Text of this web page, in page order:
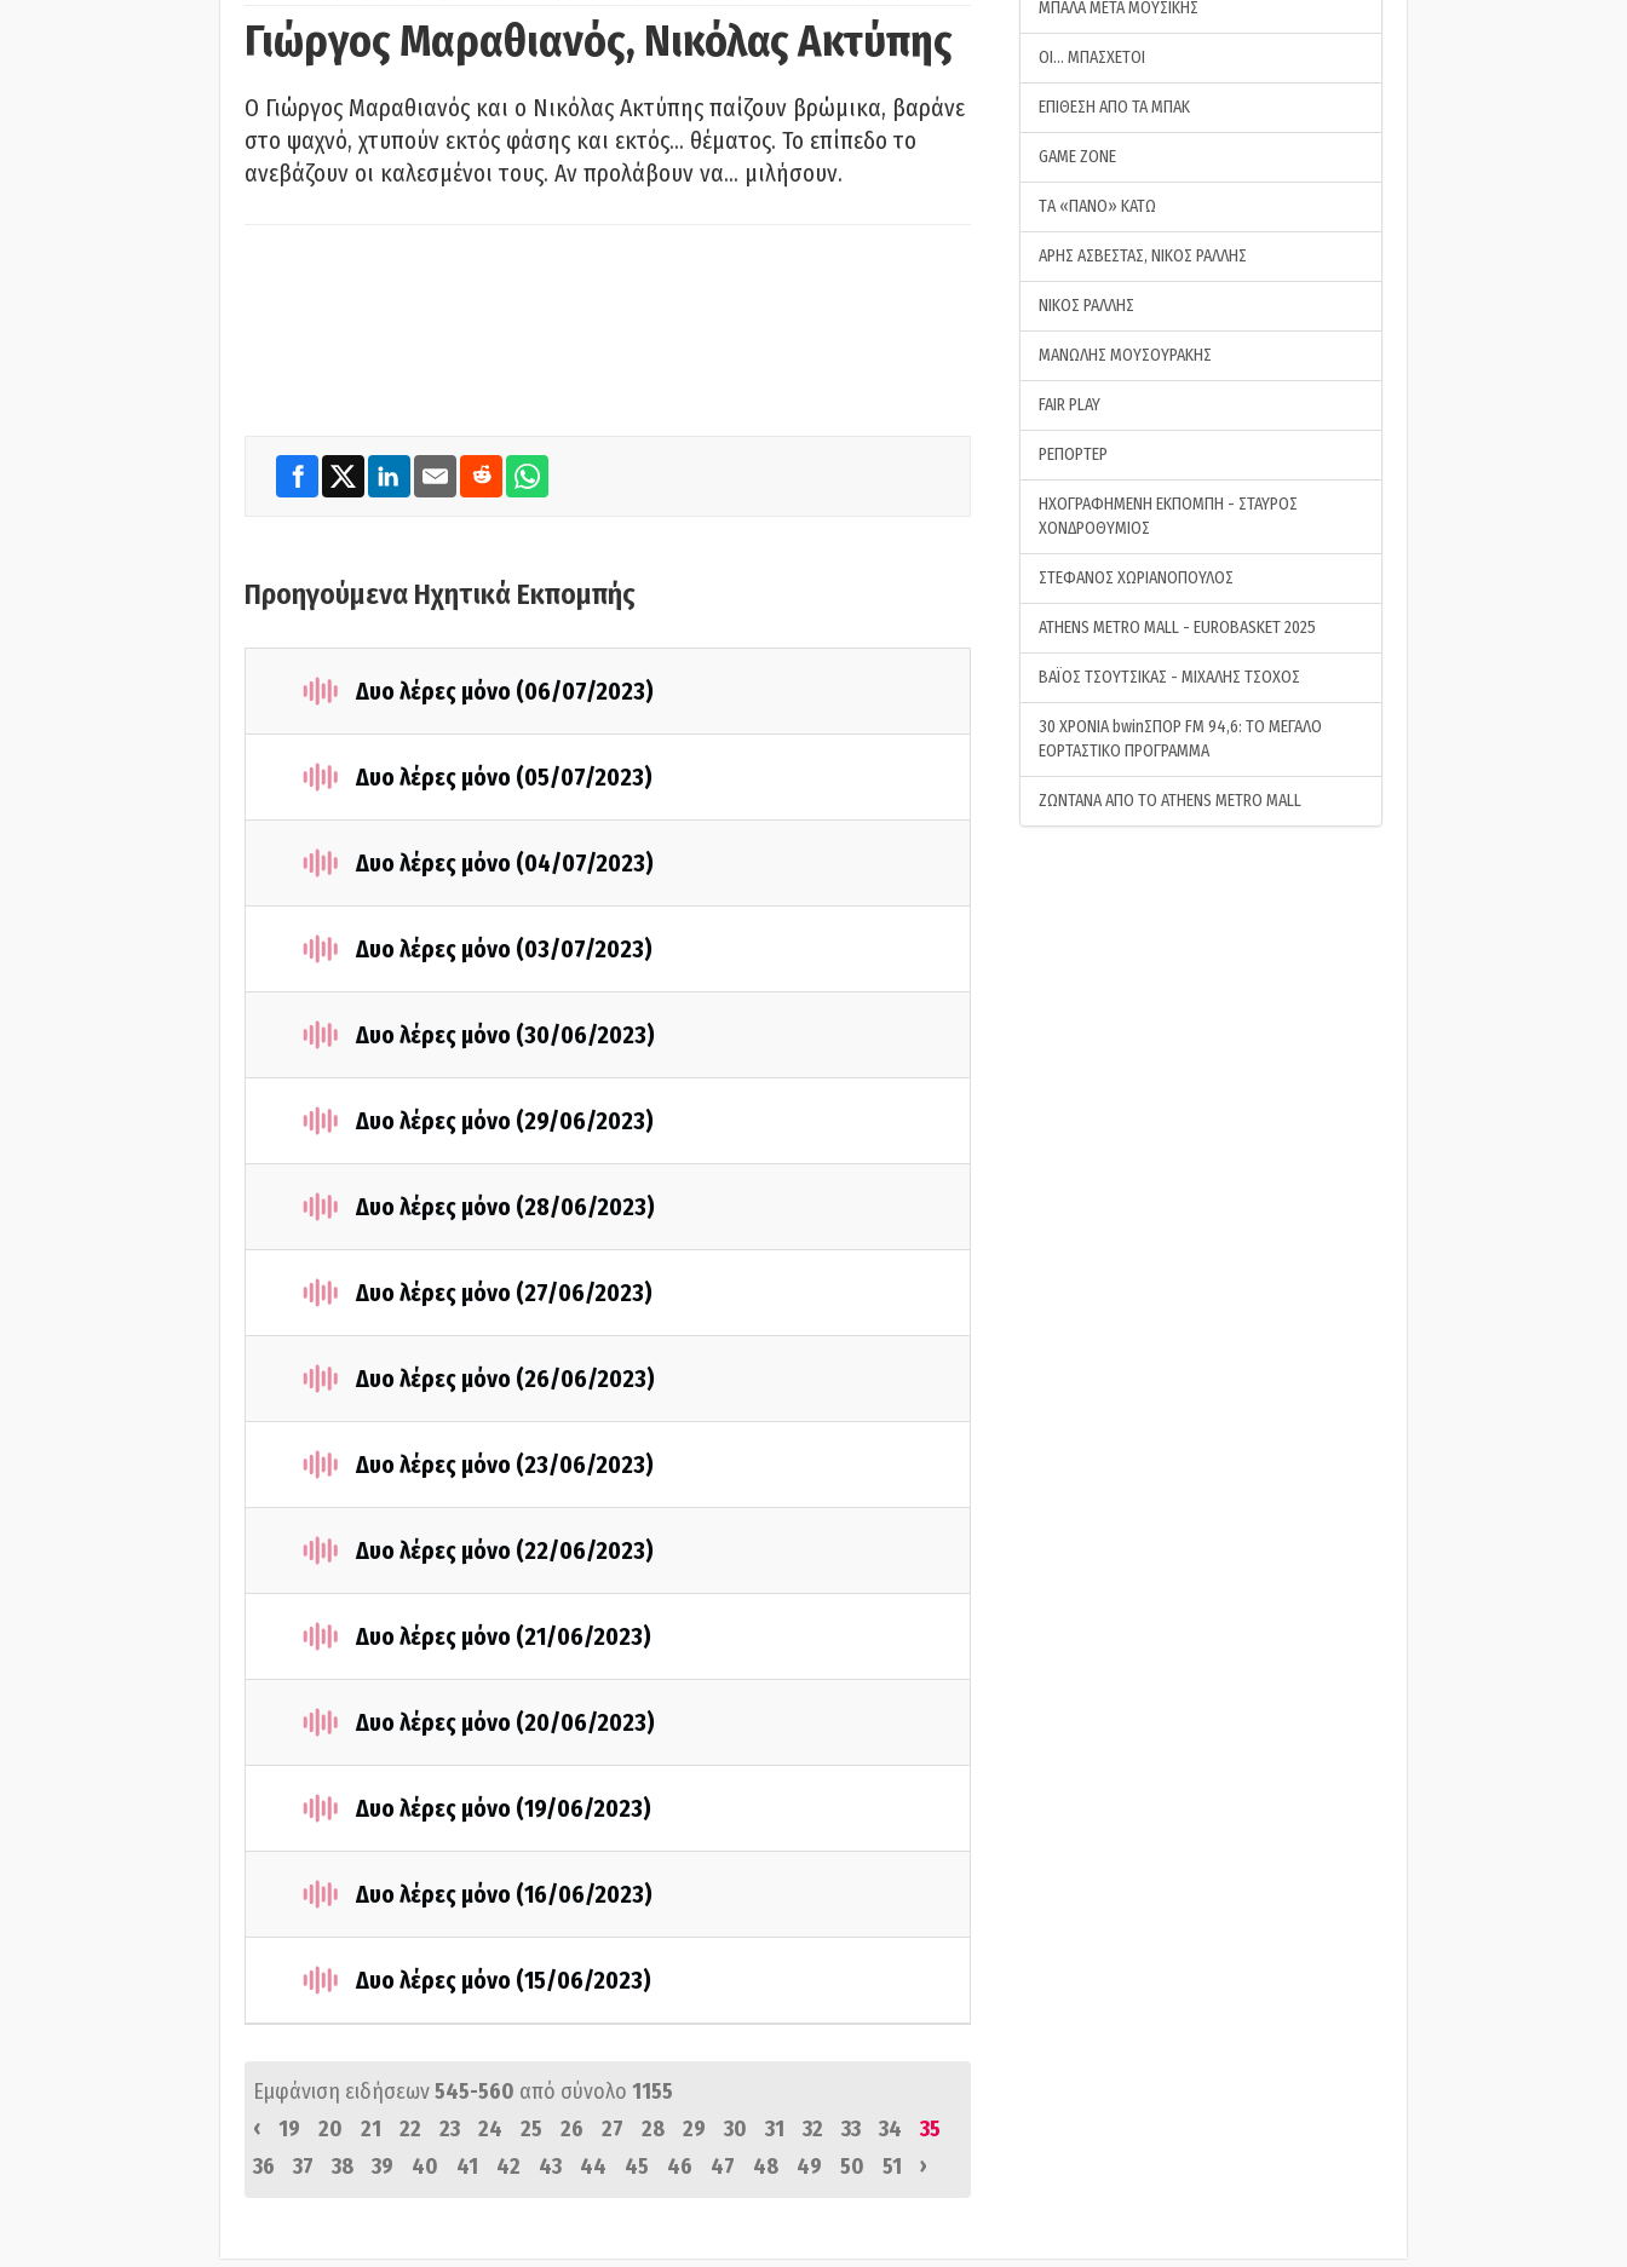
Γιώργος Μαραθιανός, Νικόλας Ακτύπης
Ο Γιώργος Μαραθιανός και ο Νικόλας Ακτύπης παίζουν βρώμικα, βαράνε
στο ψαχνό, χτυπούν εκτός φάσης και εκτός… θέματος. Το επίπεδο το
ανεβάζουν οι καλεσμένοι τους. Αν προλάβουν να… μιλήσουν.
Προηγούμενα Ηχητικά Εκπομπής
Δυο λέρες μόνο (06/07/2023)
Δυο λέρες μόνο (05/07/2023)
Δυο λέρες μόνο (04/07/2023)
Δυο λέρες μόνο (03/07/2023)
Δυο λέρες μόνο (30/06/2023)
Δυο λέρες μόνο (29/06/2023)
Δυο λέρες μόνο (28/06/2023)
Δυο λέρες μόνο (27/06/2023)
Δυο λέρες μόνο (26/06/2023)
Δυο λέρες μόνο (23/06/2023)
Δυο λέρες μόνο (22/06/2023)
Δυο λέρες μόνο (21/06/2023)
Δυο λέρες μόνο (20/06/2023)
Δυο λέρες μόνο (19/06/2023)
Δυο λέρες μόνο (16/06/2023)
Δυο λέρες μόνο (15/06/2023)
Εμφάνιση ειδήσεων545-560 από σύνολο 1155
‹
19 20 21 22 23 24 25 26 27 28 29 30 31 32 33 34
35
36
37 38 39 40 41 42 43 44 45 46 47 48 49 50 51 ›
ΜΠΑΛΑ ΜΕΤΑ ΜΟΥΣΙΚΗΣ
ΟΙ… ΜΠΑΣΧΕΤΟΙ
ΕΠΙΘΕΣΗ ΑΠΟ ΤΑ ΜΠΑΚ
GAME ZONE
ΤA «ΠΑΝΟ» ΚΑΤΩ
ΑΡΗΣ ΑΣΒΕΣΤΑΣ, ΝΙΚΟΣ ΡΑΛΛΗΣ
ΝΙΚΟΣ ΡΑΛΛΗΣ
ΜΑΝΩΛΗΣ ΜΟΥΣΟΥΡΑΚΗΣ
FAIR PLAY
ΡΕΠΟΡΤΕΡ
ΗΧΟΓΡΑΦΗΜΕΝΗ ΕΚΠΟΜΠΗ - ΣΤΑΥΡΟΣ
ΧΟΝΔΡΟΘΥΜΙΟΣ
ΣΤΕΦΑΝΟΣ ΧΩΡΙΑΝΟΠΟΥΛΟΣ
ATHENS METRO MALL - EUROBASKET 2025
ΒΑΪΟΣ ΤΣΟΥΤΣΙΚΑΣ - ΜΙΧΑΛΗΣ ΤΣΟΧΟΣ
30 ΧΡΟΝΙΑ bwinΣΠΟΡ FM 94,6: ΤΟ ΜΕΓΑΛΟ
ΕΟΡΤΑΣΤΙΚΟ ΠΡΟΓΡΑΜΜΑ
ΖΩΝΤΑΝΑ ΑΠΟ ΤΟ ATHENS METRO MALL